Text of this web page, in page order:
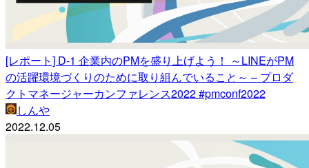
[レポート] D-1 企業内のPMを盛り上げよう！ ～LINEがPM
の活躍環境づくりのために取り組んでいること～ – プロダ
クトマネージャーカンファレンス2022 #pmconf2022
しんや
2022.12.05